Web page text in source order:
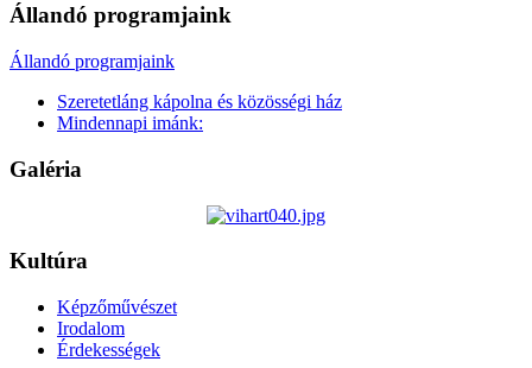
Állandó programjaink
Állandó programjaink
Szeretetláng kápolna és közösségi ház
Mindennapi imánk:
Galéria
Kultúra
Képzőművészet
Irodalom
Érdekességek